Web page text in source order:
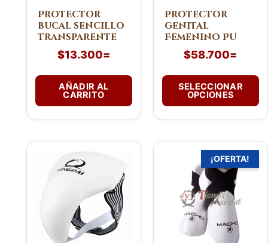
Protector
bucal sencillo
transparente
$13.300=
AÑADIR AL
CARRITO
Protector
genital
Femenino PU
$58.700=
SELECCIONAR
OPCIONES
pueden
elegir
en
producto
producto
Las
opciones
¡OFERTA!
precio
original
era:
$129.800=.
El
múltiples
variantes.
opciones